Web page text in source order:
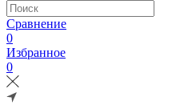
Сравнение
0
Избранное
0